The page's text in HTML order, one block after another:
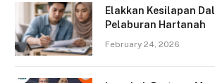
Elakkan Kesilapan
Pelaburan Hartanah
February 24, 2026